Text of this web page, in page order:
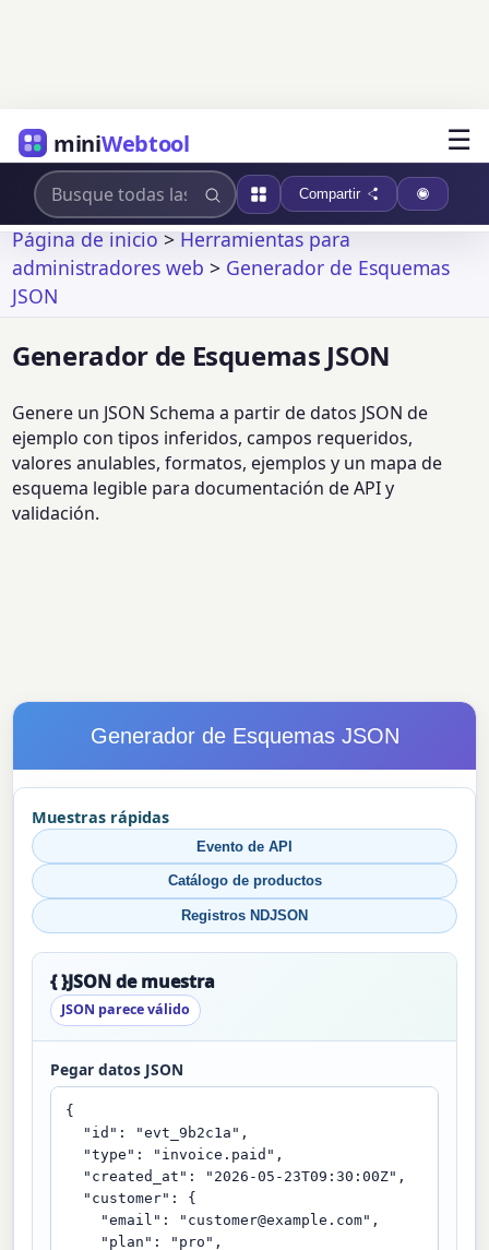
miniWebtool ☰
Compartir
Página de inicio>Herramientas para
administradores web > Generador de Esquemas
JSON
Generador de Esquemas JSON
Genere un JSON Schema a partir de datos JSON de
ejemplo con tipos inferidos, campos requeridos,
valores anulables, formatos, ejemplos y un mapa de
esquema legible para documentación de API y
validación.
Generador de Esquemas JSON
Muestras rápidas
Evento de API
Catálogo de productos
Registros NDJSON
{ }JSON de muestra
JSON parece válido
Pegar datos JSON